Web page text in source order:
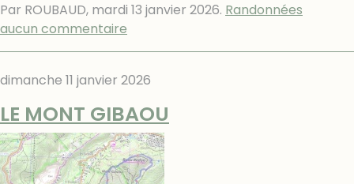
Par ROUBAUD, mardi 13 janvier 2026. Randonnées
aucun commentaire
dimanche 11 janvier 2026
LE MONT GIBAOU